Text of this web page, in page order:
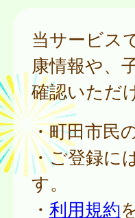
当サービス
康情報や、
確認いただ
・町田市民
・ご登録に
す。
・ 利用規約